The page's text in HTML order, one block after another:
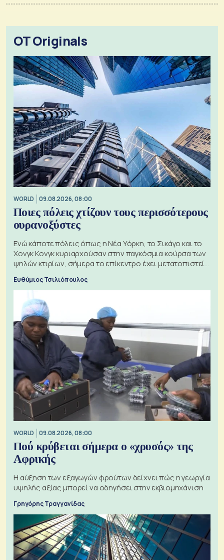
OT Originals
WORLD 09.08.2026, 08:00
Ποιες πόλεις χτίζουν τους περισσότερους
ουρανοξύστες
Ενώ κάποτε πόλεις όπως η Νέα Υόρκη, το Σικάγο και το
Χονγκ Κονγκ κυριαρχούσαν στην παγκόσμια κούρσα των
ψηλών κτιρίων, σήμερα το επίκεντρο έχει μετατοπιστεί
Ευθύμιος Τσιλιόπουλος
WORLD 09.08.2026, 08:00
Πού κρύβεται σήμερα ο «χρυσός» της
Αφρικής
Η αύξηση των εξαγωγών φρούτων δείχνει πώς η γεωργία
υψηλής αξίας μπορεί να οδηγήσει στην εκβιομηχάνιση
Γρηγόρης Τραγγανίδας